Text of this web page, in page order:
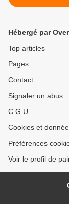
Hébergé par
Top articles
Pages
Contact
Signaler un abus
C.G.U.
Cookies et
Préférences
Voir le profil de